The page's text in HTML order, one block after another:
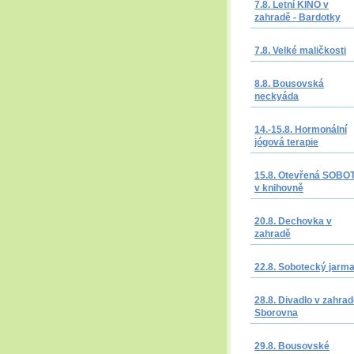
7.8. Letní KINO v
zahradě - Bardotky
7.8. Velké maličkosti
8.8. Bousovská
neckyáda
14.-15.8. Hormonální
jógová terapie
15.8. Otevřená
v knihovně
20.8. Dechovka v
zahradě
22.8. Sobotecký
28.8. Divadlo v
Sborovna
29.8. Bousovské